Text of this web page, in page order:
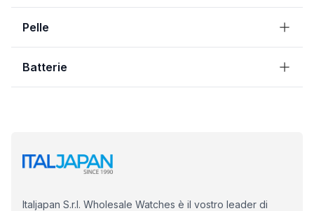
Pelle
Batterie
Italjapan S.r.l. Wholesale Watches è il vostro leader di